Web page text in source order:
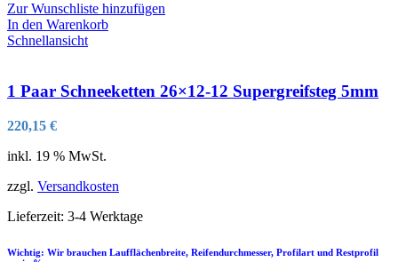
Zur Wunschliste hinzufügen
In den Warenkorb
Schnellansicht
1 Paar Schneeketten 26×12-12 Supergreifsteg 5mm
220,15 €
inkl. 19 % MwSt.
zzgl. Versandkosten
Lieferzeit: 3-4 Werktage
Wichtig: Wir brauchen Laufflächenbreite, Reifendurchmesser, Profilart und Restprofil